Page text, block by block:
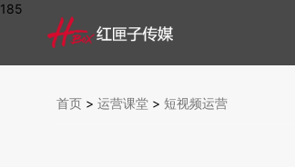
185
首页 > 运营课堂 > 短视频运营